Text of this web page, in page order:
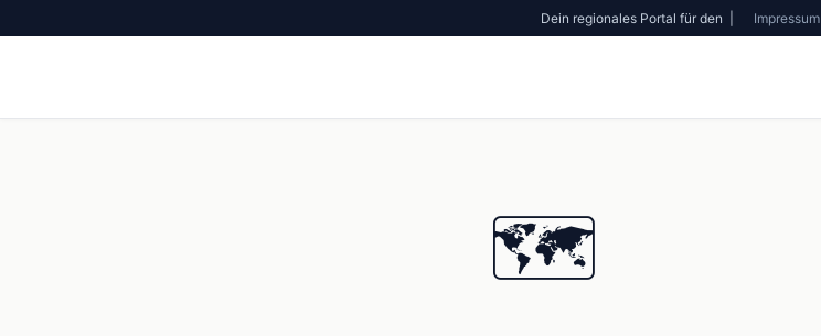
Dein regionales Portal für den | Impressum
🗺️